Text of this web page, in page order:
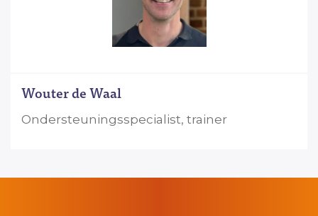
Wouter de Waal
Ondersteuningsspecialist, trainer